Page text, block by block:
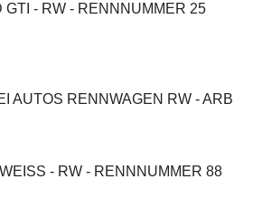
GTI - RW - RENNNUMMER 25
AUTOS RENNWAGEN RW - ARB
- RW - RENNNUMMER 88